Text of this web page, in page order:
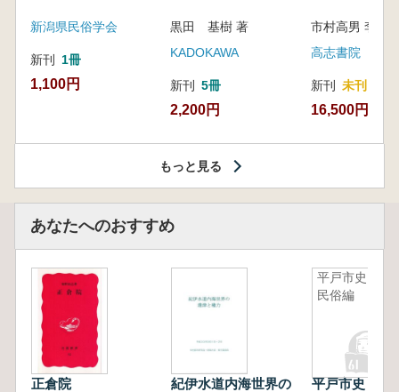
新潟県民俗学会
新刊 1冊
1,100円
黒田 基樹 著
KADOKAWA
新刊 5冊
2,200円
高志書院
新刊 未刊
16,500円
もっと見る
あなたへのおすすめ
正倉院
紀伊水道内海世界の
平戸市史
民俗編
平戸市史 民